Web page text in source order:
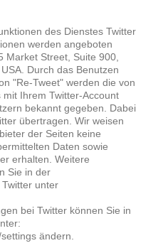
des Dienstes Twitter
werden angeboten
Market Street, Suite 900,
Durch das Benutzen
"Re-Tweet" werden die von
Ihrem Twitter-Account
bekannt gegeben. Dabei
übertragen. Wir weisen
der Seiten keine
Daten sowie
erhalten. Weitere
Sie in der
unter
bei Twitter können Sie in
ändern.